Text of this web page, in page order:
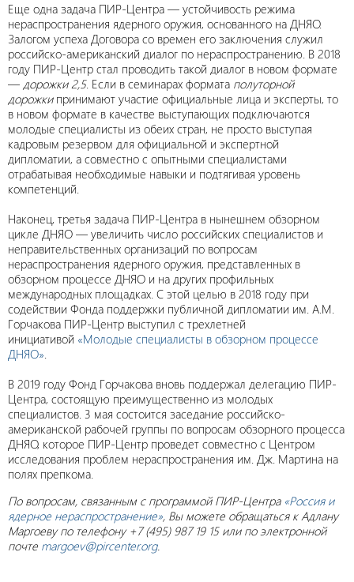
Еще одна задача ПИР-Центра ― устойчивость режима
нераспространения ядерного оружия, основанного на ДНЯО.
Залогом успеха Договора со времен его заключения служил
российско-американский диалог по нераспространению. В 2018
году ПИР-Центр стал проводить такой диалог в новом формате
― дорожки 2,5. Если в семинарах формата полуторной
дорожкипринимают участие официальные лица и эксперты, то
в новом формате в качестве выступающих подключаются
молодые специалисты из обеих стран, не просто выступая
кадровым резервом для официальной и экспертной
дипломатии, а совместно с опытными специалистами
отрабатывая необходимые навыки и подтягивая уровень
компетенций.
Наконец, третья задача ПИР-Центра в нынешнем обзорном
цикле ДНЯО ― увеличить число российских специалистов и
неправительственных организаций по вопросам
нераспространения ядерного оружия, представленных в
обзорном процессе ДНЯО и на других профильных
международных площадках. С этой целью в 2018 году при
содействии Фонда поддержки публичной дипломатии им. А.М.
Горчакова ПИР-Центр выступил с трехлетней
инициативой «Молодые специалисты в обзорном процессе
ДНЯО».
В 2019 году Фонд Горчакова вновь поддержал делегацию ПИР-
Центра, состоящую преимущественно из молодых
специалистов. 3 мая состоится заседание российско-
американской рабочей группы по вопросам обзорного процесса
ДНЯО, которое ПИР-Центр проведет совместно с Центром
исследования проблем нераспространения им. Дж. Мартина на
полях препкома.
По вопросам, связанным с программой ПИР-Центра «Россия и
ядерное нераспространение», Вы можете обращаться к Адлану
Маргоеву по телефону +7 (495) 987 19 15 или по электронной
почте margoev@pircenter.org.